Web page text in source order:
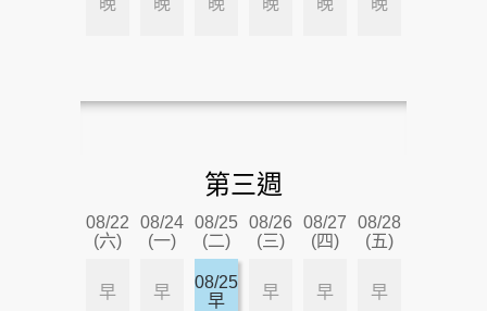
第三週
08/22
(六)
08/24
(一)
08/25
(二)
08/26
(三)
08/27
(四)
08/28
(五)
早 早
08/25
早
早 早 早